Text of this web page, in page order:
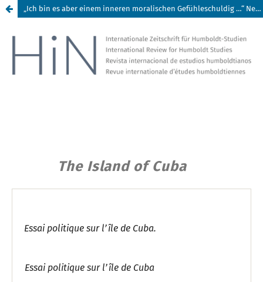
„Ich bin es aber einem inneren moralischen Gefühleschuldig …“ Neue Dokumente und Hintergründe zum Humboldt’schenProtest gegen J. S. Thrashers